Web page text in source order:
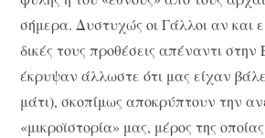
σήμερα. Δυστυχώς οι Γάλλοι αν και
δικές τους προθέσεις απέναντι
έκρυψαν άλλωστε ότι μας είχαν
μάτι), σκοπίμως αποκρύπτουν την
«μικροϊστορία» μας, μέρος της